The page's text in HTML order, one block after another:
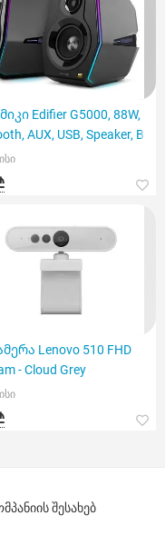
Edifier G5000, 88W,
AUX, USB, Speaker, B
Lenovo 510 FHD
- Cloud Grey
შესახებ